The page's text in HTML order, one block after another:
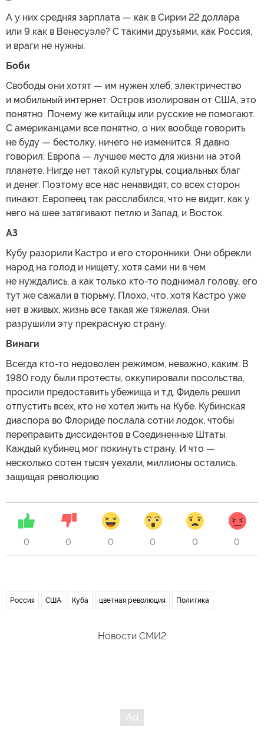
А у них средняя зарплата — как в Сирии 22 доллара
или 9 как в Венесуэле? С такими друзьями, как Россия,
и враги не нужны.
Боби
Свободы они хотят — им нужен хлеб, электричество
и мобильный интернет. Остров изолирован от США, это
понятно. Почему же китайцы или русские не помогают.
С американцами все понятно, о них вообще говорить
не буду — бестолку, ничего не изменится. Я давно
говорил: Европа — лучшее место для жизни на этой
планете. Нигде нет такой культуры, социальных благ
и денег. Поэтому все нас ненавидят, со всех сторон
пинают. Европеец так расслабился, что не видит, как у
него на шее затягивают петлю и Запад, и Восток.
АЗ
Кубу разорили Кастро и его сторонники. Они обрекли
народ на голод и нищету, хотя сами ни в чем
не нуждались, а как только кто-то поднимал голову, его
тут же сажали в тюрьму. Плохо, что, хотя Кастро уже
нет в живых, жизнь все такая же тяжелая. Они
разрушили эту прекрасную страну.
Винаги
Всегда кто-то недоволен режимом, неважно, каким. В
1980 году были протесты, оккупировали посольства,
просили предоставить убежища и т.д. Фидель решил
отпустить всех, кто не хотел жить на Кубе. Кубинская
диаспора во Флориде послала сотни лодок, чтобы
переправить диссидентов в Соединенные Штаты.
Каждый кубинец мог покинуть страну. И что —
несколько сотен тысяч уехали, миллионы остались,
защищая революцию.
0 0 0 0 0 0
Россия США Куба цветная революция Политика
Новости СМИ2